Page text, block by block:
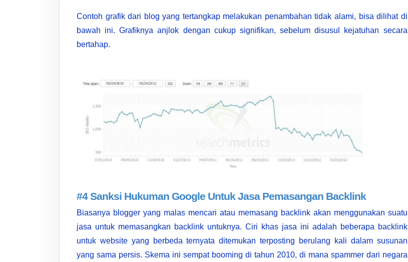
Contoh grafik dari blog yang tertangkap melakukan penambahan tidak alami, bisa dilihat di
bawah ini. Grafiknya anjlok dengan cukup signifikan, sebelum disusul kejatuhan secara
bertahap.
#4 Sanksi Hukuman Google Untuk Jasa Pemasangan Backlink
Biasanya blogger yang malas mencari atau memasang backlink akan menggunakan suatu
jasa untuk memasangkan backlink untuknya. Ciri khas jasa ini adalah beberapa backlink
untuk website yang berbeda ternyata ditemukan terposting berulang kali dalam susunan
yang sama persis. Skema ini sempat booming di tahun 2010, di mana spammer dari negara